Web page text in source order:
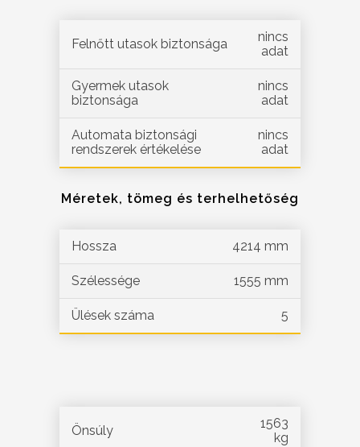
Felnőtt utasok biztonsága
nincs
adat
Gyermek utasok
biztonsága
nincs
adat
Automata biztonsági
rendszerek értékelése
nincs
adat
Méretek, tömeg és terhelhetőség
Hossza 4214 mm
Szélessége 1555 mm
Ülések száma 5
Önsúly
1563
kg